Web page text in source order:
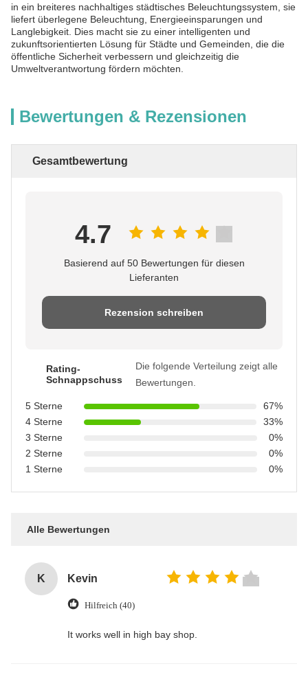
in ein breiteres nachhaltiges städtisches Beleuchtungssystem, sie
liefert überlegene Beleuchtung, Energieeinsparungen und
Langlebigkeit. Dies macht sie zu einer intelligenten und
zukunftsorientierten Lösung für Städte und Gemeinden, die die
öffentliche Sicherheit verbessern und gleichzeitig die
Umweltverantwortung fördern möchten.
Bewertungen & Rezensionen
Gesamtbewertung
4.7
Basierend auf 50 Bewertungen für diesen
Lieferanten
Rezension schreiben
Rating-
Schnappschuss
Die folgende Verteilung zeigt alle
Bewertungen.
5 Sterne
67%
4 Sterne
33%
3 Sterne
0%
2 Sterne
0%
1 Sterne
0%
Alle Bewertungen
K Kevin
Hilfreich (40)
It works well in high bay shop.